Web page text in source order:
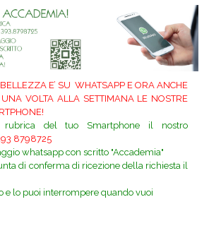
E’ SU WHATSAPP E ORA ANCHE
VOLTA ALLA SETTIMANA LE NOSTRE
rubrica del tuo Smartphone il nostro
8798725
whatsapp con scritto "Accademia"
di conferma di ricezione della richiesta il
e lo puoi interrompere quando vuoi